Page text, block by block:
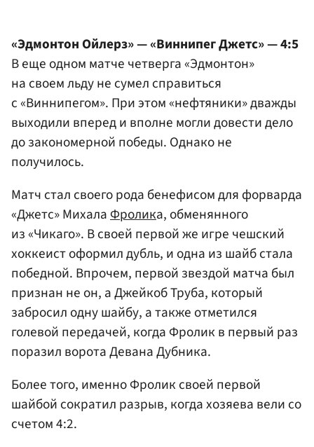
«Эдмонтон Ойлерз» — «Виннипег Джетс» — 4:5
В еще одном матче четверга «Эдмонтон»
на своем льду не сумел справиться
с «Виннипегом». При этом «нефтяники» дважды
выходили вперед и вполне могли довести дело
до закономерной победы. Однако не
получилось.
Матч стал своего рода бенефисом для форварда
«Джетс» МихалаФролика, обменянного
из «Чикаго». В своей первой же игре чешский
хоккеист оформил дубль, и одна из шайб стала
победной. Впрочем, первой звездой матча был
признан не он, а Джейкоб Труба, который
забросил одну шайбу, а также отметился
голевой передачей, когда Фролик в первый раз
поразил ворота Девана Дубника.
Более того, именно Фролик своей первой
шайбой сократил разрыв, когда хозяева вели со
счетом 4:2.